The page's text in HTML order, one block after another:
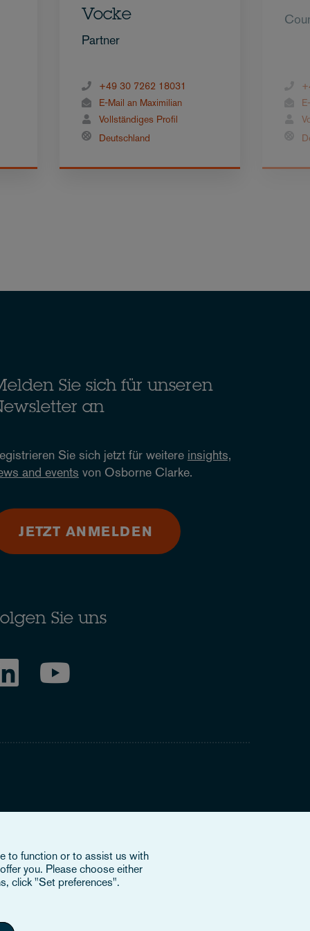
Vocke
Partner
+49 30 7262 18031
E-Mail an Maximilian
Vollständiges Profil
Deutschland
Sie sich für unseren
an
Sie sich jetzt für weitere insights,
and events von Osborne Clarke.
JETZT ANMELDEN
Sie uns
provide services to clients. The OCV member
bind each other or OCV with regard to third parties. To
to function or to assist us with
you. Please choose either
click "Set preferences".